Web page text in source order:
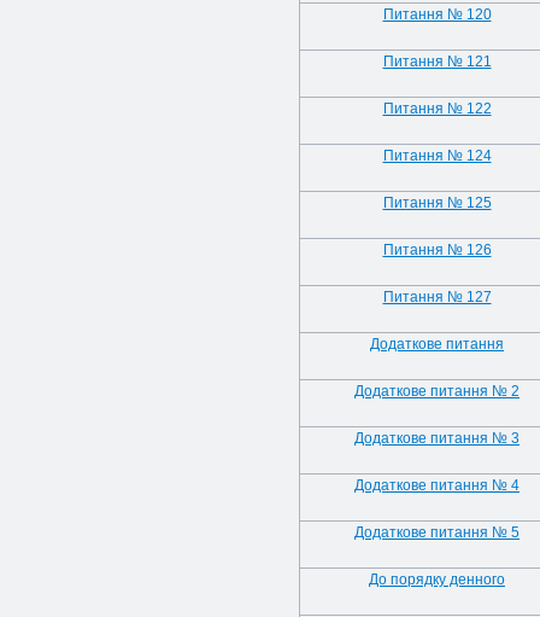
Питання № 120
Питання № 121
Питання № 122
Питання № 124
Питання № 125
Питання № 126
Питання № 127
Додаткове питання
Додаткове питання № 2
Додаткове питання № 3
Додаткове питання № 4
Додаткове питання № 5
До порядку денного